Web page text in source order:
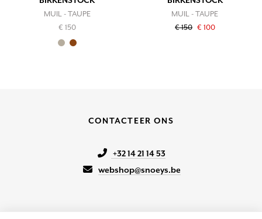
MUIL - TAUPE
€ 150
MUIL - TAUPE
€ 150 € 100
CONTACTEER ONS
+32 14 21 14 53
webshop@snoeys.be